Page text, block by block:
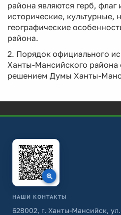
района являются герб,
исторические, культурные,
географические
района.
2. Порядок официального
Ханты-Мансийского района
решением Думы Ханты-
НАШИ КОНТАКТЫ
628002, г. Ханты-Мансийск,